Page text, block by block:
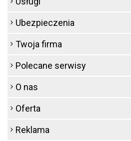
Ubezpieczenia
Twoja firma
Polecane serwisy
O nas
Oferta
Reklama